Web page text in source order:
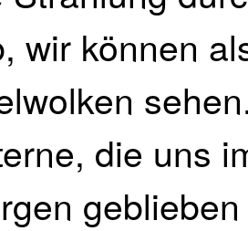
wir können
die uns